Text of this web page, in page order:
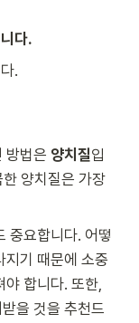
다.
.
방법은 양치질입
양치질은 가장
중요합니다. 어떻
지기 때문에 소중
야 합니다. 또한,
을 것을 추천드